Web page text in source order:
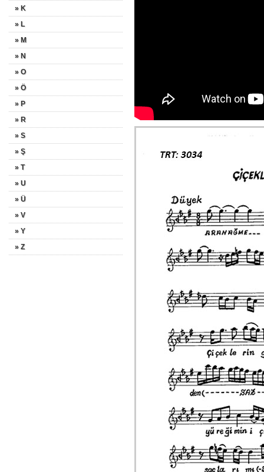
» K
» L
» M
» N
» O
» Ö
» P
» R
» S
» Ş
» T
» U
» Ü
» V
» Y
» Z